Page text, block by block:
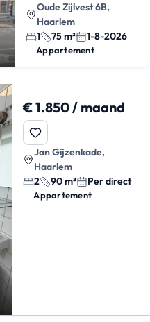
Oude Zijlvest 6B,
Haarlem
1
75 m² 1-8-2026
Appartement
€ 1.850 / maand
Jan Gijzenkade,
Haarlem
2
90 m² Per direct
Appartement